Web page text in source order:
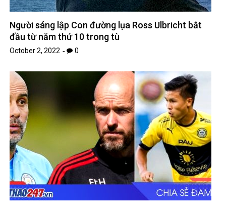
Người sáng lập Con đường lụa Ross Ulbricht bắt
đầu từ năm thứ 10 trong tù
October 2, 2022 0